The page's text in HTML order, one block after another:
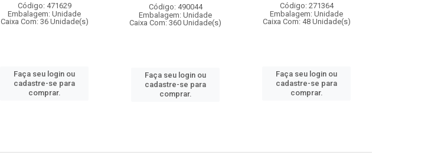
Código: 471629
Embalagem: Unidade
Caixa Com: 36 Unidade(s)
Faça seu login ou
cadastre-se para
comprar.
Código: 490044
Embalagem: Unidade
Caixa Com: 360 Unidade(s)
Faça seu login ou
cadastre-se para
comprar.
Código: 271364
Embalagem: Unidade
Caixa Com: 48 Unidade(s)
Faça seu login ou
cadastre-se para
comprar.